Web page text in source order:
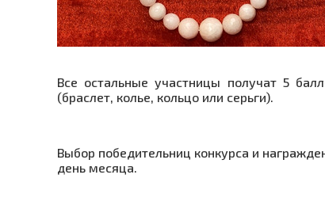
Все остальные участницы получат 5
(браслет, колье, кольцо или серьги).
Выбор победительниц конкурса и
день месяца.